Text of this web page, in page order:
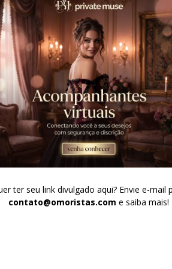
ter seu link divulgado aqui? Envie e-mail
contato@omoristas.com e saiba mais!